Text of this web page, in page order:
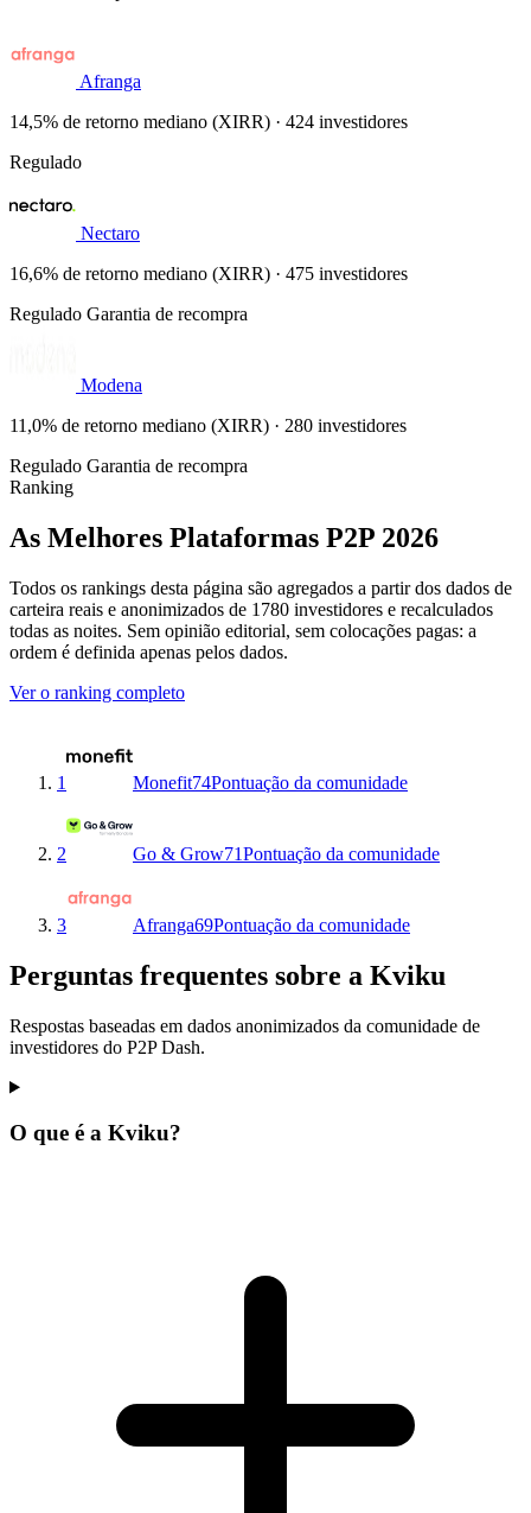
Afranga
14,5% de retorno mediano (XIRR) · 424 investidores
Regulado
Nectaro
16,6% de retorno mediano (XIRR) · 475 investidores
Regulado Garantia de recompra
Modena
11,0% de retorno mediano (XIRR) · 280 investidores
Regulado Garantia de recompra
Ranking
As Melhores Plataformas P2P 2026
Todos os rankings desta página são agregados a partir dos dados de
carteira reais e anonimizados de 1780 investidores e recalculados
todas as noites. Sem opinião editorial, sem colocações pagas: a
ordem é definida apenas pelos dados.
Ver o ranking completo
1 Monefit74Pontuação da comunidade
2 Go & Grow71Pontuação da comunidade
3 Afranga69Pontuação da comunidade
Perguntas frequentes sobre a Kviku
Respostas baseadas em dados anonimizados da comunidade de
investidores do P2P Dash.
O que é a Kviku?